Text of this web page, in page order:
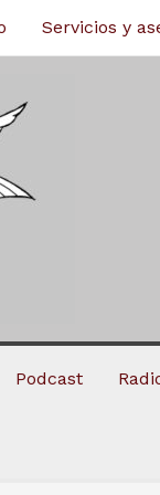
Servicios y
Podcast